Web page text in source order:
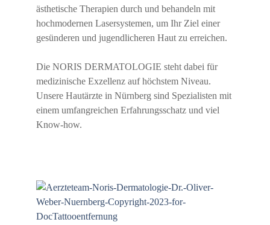
ästhetische Therapien durch und behandeln mit
hochmodernen Lasersystemen, um Ihr Ziel einer
gesünderen und jugendlicheren Haut zu erreichen.
Die NORIS DERMATOLOGIE steht dabei für
medizinische Exzellenz auf höchstem Niveau.
Unsere Hautärzte in Nürnberg sind Spezialisten mit
einem umfangreichen Erfahrungsschatz und viel
Know-how.